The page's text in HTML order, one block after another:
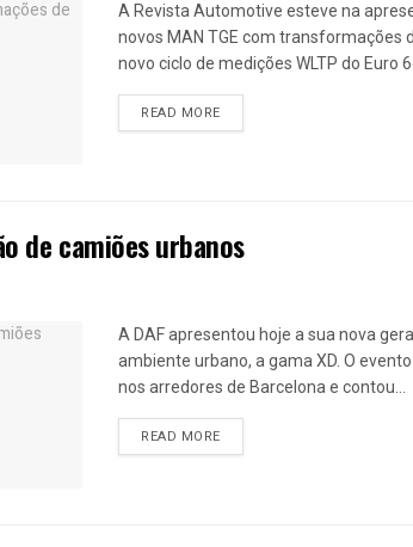
A Revista Automotive esteve na
novos MAN TGE com transformações
novo ciclo de medições WLTP do Euro
READ MOREDETAILS
de camiões urbanos
A DAF apresentou hoje a sua nova
ambiente urbano, a gama XD. O
nos arredores de Barcelona e contou...
READ MOREDETAILS